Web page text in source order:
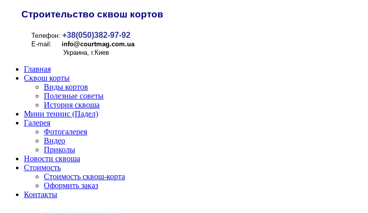
Строительство сквош кортов
Телефон: +38(050)382-97-92
E-mail: info@courtmag.com.ua
Украина, г.Киев
Главная
Сквош корты
Виды кортов
Полезные советы
История сквоша
Мини теннис (Падел)
Галерея
Фотогалерея
Видео
Приколы
Новости сквоша
Стоимость
Стоимость сквош-корта
Оформить заказ
Контакты